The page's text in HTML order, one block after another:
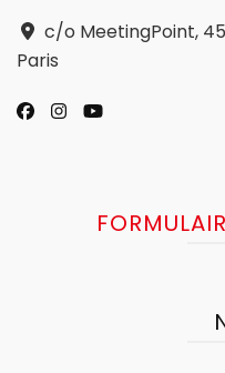
c/o MeetingPoint,
Paris